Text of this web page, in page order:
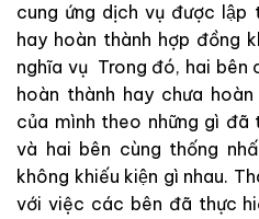
cung ứng dịch vụ được
hay hoàn thành hợp đồng
nghĩa vụ Trong đó, hai bên
hoàn thành hay chưa
của mình theo những gì đã
và hai bên cùng thống
không khiếu kiện gì nhau.
với việc các bên đã thực